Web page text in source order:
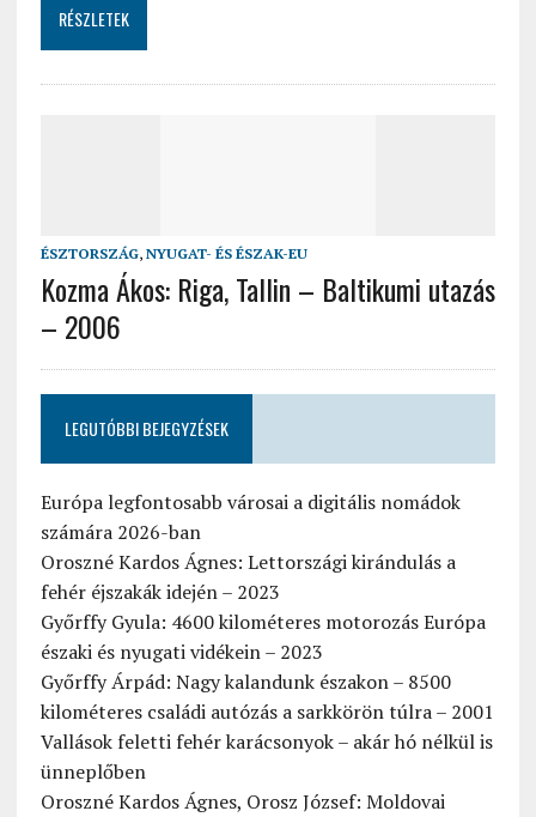
RÉSZLETEK
ÉSZTORSZÁG, NYUGAT- ÉS ÉSZAK-EU
Kozma Ákos: Riga, Tallin – Baltikumi utazás
– 2006
LEGUTÓBBI BEJEGYZÉSEK
Európa legfontosabb városai a digitális nomádok
számára 2026-ban
Oroszné Kardos Ágnes: Lettországi kirándulás a
fehér éjszakák idején – 2023
Győrffy Gyula: 4600 kilométeres motorozás Európa
északi és nyugati vidékein – 2023
Győrffy Árpád: Nagy kalandunk északon – 8500
kilométeres családi autózás a sarkkörön túlra – 2001
Vallások feletti fehér karácsonyok – akár hó nélkül is
ünneplőben
Oroszné Kardos Ágnes, Orosz József: Moldovai